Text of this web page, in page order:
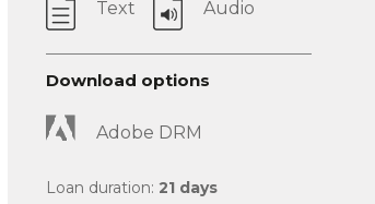
Text Audio
Download options
Adobe DRM
Loan duration: 21 days